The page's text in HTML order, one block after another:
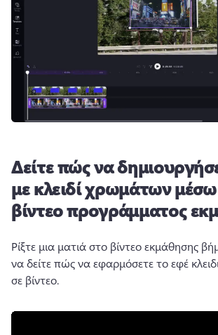
Δείτε πώς να
με κλειδί χρωμάτων
βίντεο προγράμματος
Ρίξτε μια ματιά στο βίντεο εκμάθησης
να δείτε πώς να εφαρμόσετε το εφέ
σε βίντεο.